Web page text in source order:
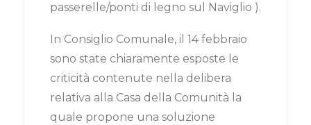
passerelle/ponti di legno sul Naviglio ).
In Consiglio Comunale, il 14 febbraio
sono state chiaramente esposte le
criticità contenute nella delibera
relativa alla Casa della Comunità la
quale propone una soluzione